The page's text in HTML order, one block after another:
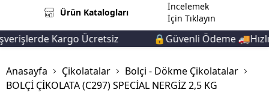
Ürün Katalogları
İncelemek
İçin Tıklayın
Kargo Ücretsiz 🔒Güvenli Ödeme
Anasayfa Çikolatalar
Bolçi - Dökme Çikolatalar
BOLÇİ ÇİKOLATA (C297) SPECİAL NERGİZ 2,5 KG